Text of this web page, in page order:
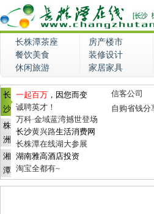
长株潭茶座 房产楼市
餐饮美食
装修设计
休闲旅游
家居家具
长
沙
株
洲
湘
潭
一起百万 ，因您而变
诚聘英才！
万科·金域蓝湾撼世登场
长沙黄兴路生活消费网
长株潭在线湖大参展
湖南雅高酒店投资
淘宝全都有~
信客公司
自购省钱分